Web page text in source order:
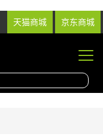
天猫商城 京东商城